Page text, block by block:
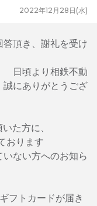
2022年12月28日(水)
頂き、謝礼を受け
鉄不動
にありがとうござ
た方に、
おります
方へのお知ら
フトカードが届き